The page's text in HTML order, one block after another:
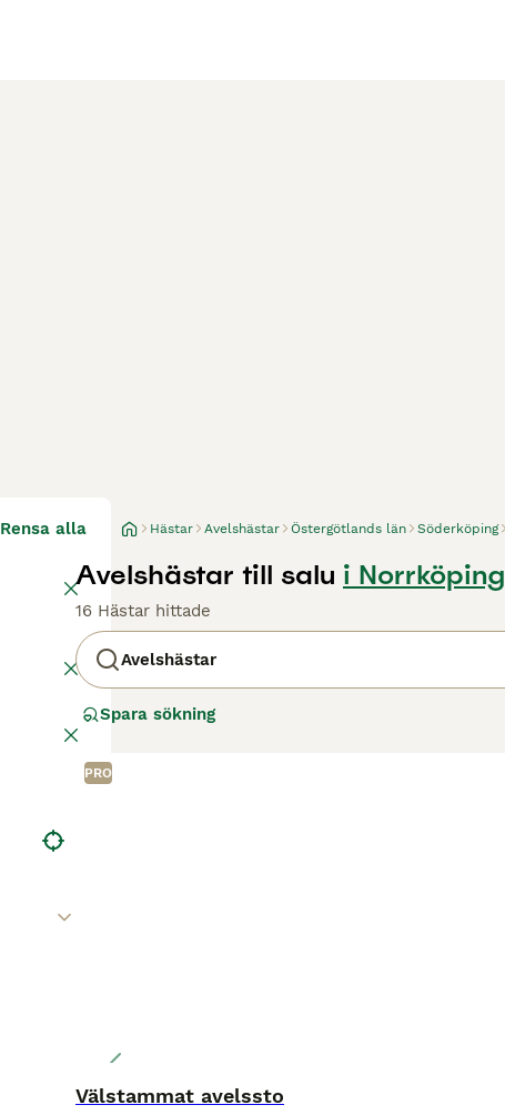
Rensa alla Hästar Avelshästar Östergötlands län Söderköping
Avelshästar till salu i Norrköping
16 Hästar hittade
Avelshästar
Spara sökning
PRO
Välstammat avelssto